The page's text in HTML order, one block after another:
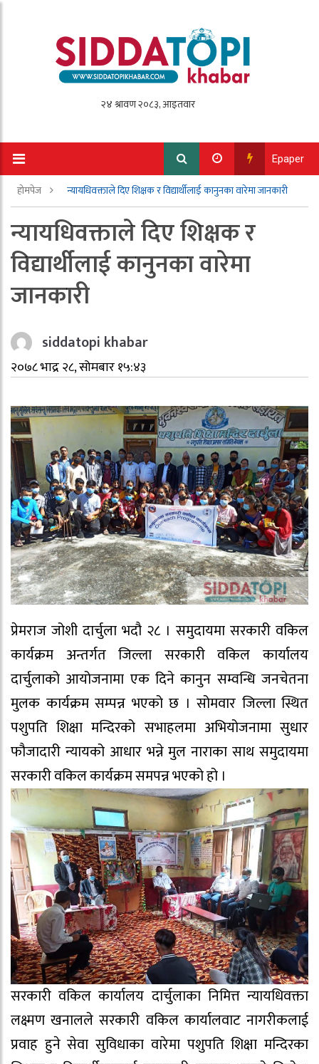
Epaper
होमपेज न्यायधिवक्ताले दिए शिक्षक र विद्यार्थीलाई कानुनका वारेमा जानकारी
न्यायधिवक्ताले दिए शिक्षक र
विद्यार्थीलाई कानुनका वारेमा
जानकारी
siddatopi khabar
२०७८ भाद्र २८, सोमबार १५:४३
प्रेमराज जोशी दार्चुला भदौ २८ । समुदायमा सरकारी वकिल
कार्यक्रम अन्तर्गत जिल्ला सरकारी वकिल कार्यालय
दार्चुलाको आयोजनामा एक दिने कानुन सम्वन्धि जनचेतना
मुलक कार्यक्रम सम्पन्न भएको छ । सोमवार जिल्ला स्थित
पशुपति शिक्षा मन्दिरको सभाहलमा अभियोजनामा सुधार
फौजादारी न्यायको आधार भन्ने मुल नाराका साथ समुदायमा
सरकारी वकिल कार्यक्रम समपन्न भएको हो ।
सरकारी वकिल कार्यालय दार्चुलाका निमित्त न्यायधिवक्ता
लक्ष्मण खनालले सरकारी वकिल कार्यालवाट नागरीकलाई
प्रवाह हुने सेवा सुविधाका वारेमा पशुपति शिक्षा मन्दिरका